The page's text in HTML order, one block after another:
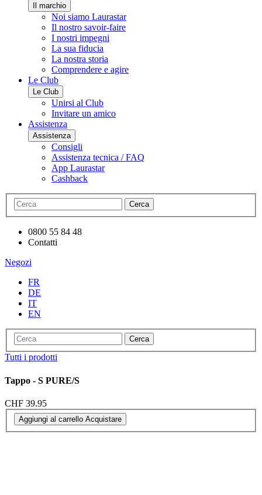
Il marchio
Noi siamo Laurastar
Il nostro savoir-faire
I nostri impegni
La sua fiducia
La nostra storia
Comprendere e agire
Le Club
Le Club
Unirsi al Club
Invitare un amico
Assistenza
Assistenza
Consigli
Assistenza tecnica / FAQ
App Laurastar
Cashback
Cerca
0800 55 84 48
Contatti
Negozi
FR
DE
IT
EN
Cerca
Tutti i prodotti
Tappo - S PURE/S
CHF 39.95
Aggiungi al carrello Acquistare